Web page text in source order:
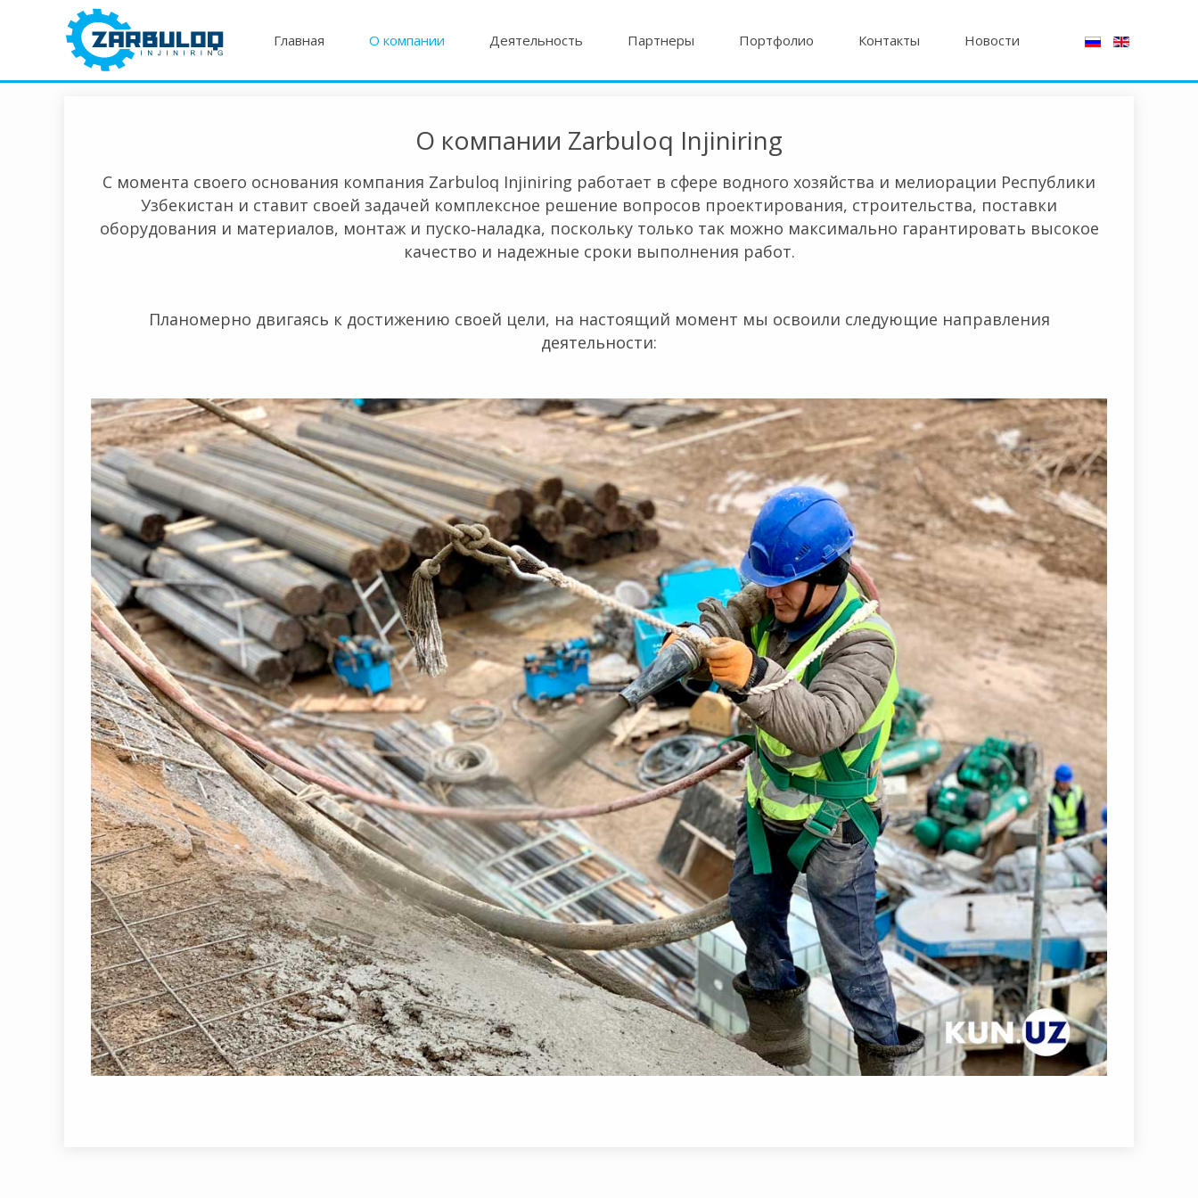
Главная О компании Деятельность Партнеры Портфолио Контакты Новости
О компании Zarbuloq Injiniring
С момента своего основания компания Zarbuloq Injiniring работает в сфере водного хозяйства и мелиорации Республики
Узбекистан и ставит своей задачей комплексное решение вопросов проектирования, строительства, поставки
оборудования и материалов, монтаж и пуско‐наладка, поскольку только так можно максимально гарантировать высокое
качество и надежные сроки выполнения работ.
Планомерно двигаясь к достижению своей цели, на настоящий момент мы освоили следующие направления
деятельности:
– Энди бевосита сиз ишлатаётган бу технологияга тўхталсак, унинг моҳияти нимадан иборат?
– Торкретлаш, хусусан бизнинг услубимиз билан кесаки ва қувурларни мустаҳкамлаш – бу Ўзбекистон шароитида нисбатан янги технология. Унинг
қисқача моҳияти – қурилиш майдонлари кесакилари , туннеллар, шифтлар, қувурларнинг ички қатламлари, умуман ҳар қандай қаттиқ юзани сиқилган
ҳаво ёрдамида махсус таркибдаги бетон қоришмаси билан қоплаб, мустаҳкамлашдан иборат. Бу технология ер ости сувларининг чиқиб кетиши, ташқи
босим ва намгарчилик туфайли тупроқларнинг кўчиши ёки ўпирилишининг олдини олади.
– Даврон, бу технологияга қизиқиш қандай бўляпти?